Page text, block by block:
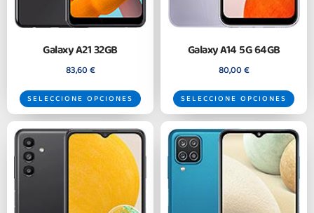
Galaxy A21 32GB
83,60€
SELECCIONE OPCIONES
Galaxy A14 5G 64GB
80,00€
SELECCIONE OPCIONES